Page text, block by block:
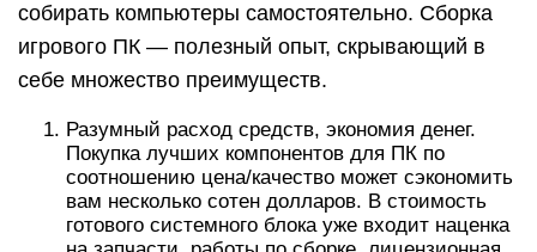
собирать компьютеры самостоятельно. Сборка
игрового ПК — полезный опыт, скрывающий в
себе множество преимуществ.
Разумный расход средств, экономия денег.
Покупка лучших компонентов для ПК по
соотношению цена/качество может сэкономить
вам несколько сотен долларов. В стоимость
готового системного блока уже входит наценка